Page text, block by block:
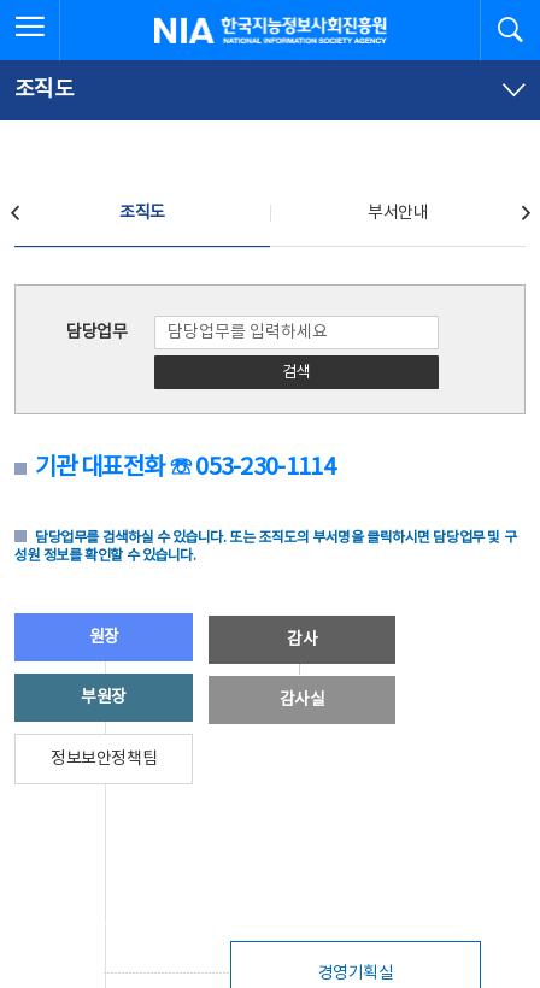
문
로
가
체
뉴
바
가
한국지능정보사회진흥원
조직도
조직도 부서안내
담당업무
검색
기관 대표전화 ☏ 053-230-1114
담당업무를 검색하실 수 있습니다. 또는 조직도의 부서명을 클릭하시면 담당업무 및 구
성원 정보를 확인할 수 있습니다.
원장
부원장
정보보안정책팀
감사
감사실
경영기획실